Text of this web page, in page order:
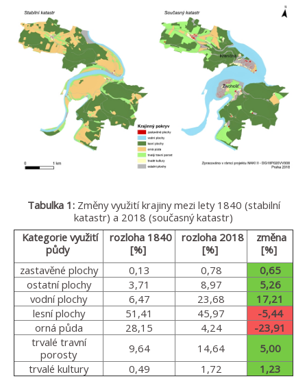
Tabulka 1:Změny využití krajiny mezi lety 1840 (stabilní
katastr) a 2018 (současný katastr)
Kategorie využití
půdy
rozloha 1840
[%]
rozloha 2018
[%]
změna
[%]
zastavěné plochy
0,13 0,78
0,65
ostatní plochy
3,71 8,97
5,26
vodní plochy
6,47 23,68
17,21
lesní plochy
51,41 45,97
-5,44
orná půda
28,15 4,24
-23,91
trvalé travní
porosty
9,64 14,64
5,00
trvalé kultury
0,49 1,72 1,23